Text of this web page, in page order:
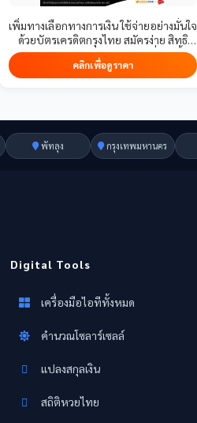
เพิ่มทางเลือกทางการเงิน ใช้จ่ายอย่างมั่นใจ
ด้วยบัตรเครดิตกรุงไทย สมัครง่าย สิทธิ
ประโยชน์ครบ ดูรายละเอียดที่ลิงก์นี้
คลิกเพื่อดูราคา
พัทลุง กรุงเทพมหานคร
Digital Tools
เครื่องมือไอทีทั้งหมด
คำนวณโซลาร์เซลล์
แปลงสกุลเงิน
สถิติหวยไทย